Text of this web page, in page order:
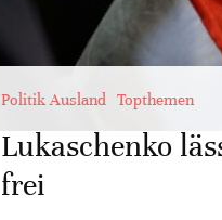
Politik Ausland Topthemen
Lukaschenko
frei